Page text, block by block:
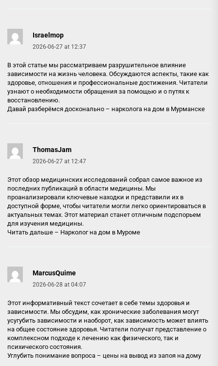
Israelmop
2026-06-27 at 12:37
В этой статье мы рассматриваем разрушительное влияние
зависимости на жизнь человека. Обсуждаются аспекты, такие как
здоровье, отношения и профессиональные достижения. Читатели
узнают о необходимости обращения за помощью и о путях к
восстановлению.
Давай разберёмся досконально – нарколога на дом в Мурманске
ThomasJam
2026-06-27 at 12:47
Этот обзор медицинских исследований собрал самое важное из
последних публикаций в области медицины. Мы
проанализировали ключевые находки и представили их в
доступной форме, чтобы читатели могли легко ориентироваться в
актуальных темах. Этот материал станет отличным подспорьем
для изучения медицины.
Читать дальше – Нарколог на дом в Муроме
MarcusQuime
2026-06-28 at 04:07
Этот информативный текст сочетает в себе темы здоровья и
зависимости. Мы обсудим, как хронические заболевания могут
усугубить зависимости и наоборот, как зависимость может влиять
на общее состояние здоровья. Читатели получат представление о
комплексном подходе к лечению как физического, так и
психического состояния.
Углубить понимание вопроса – цены на вывод из запоя на дому